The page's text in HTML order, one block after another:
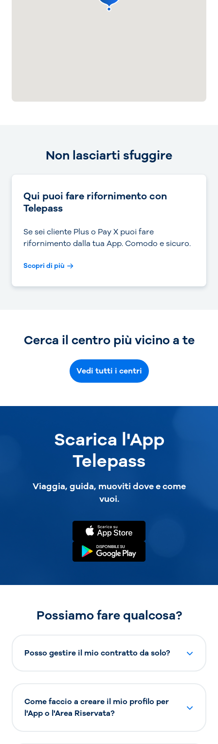
Non lasciarti sfuggire
Qui puoi fare rifornimento con
Telepass
Se sei cliente Plus o Pay X puoi fare
rifornimento dalla tua App. Comodo e sicuro.
Scopri di più
Cerca il centro più vicino a te
Vedi tutti i centri
Scarica l'App
Telepass
Viaggia, guida, muoviti dove e come
vuoi.
Possiamo fare qualcosa?
Posso gestire il mio contratto da solo?
Come faccio a creare il mio profilo per
l'App o l'Area Riservata?